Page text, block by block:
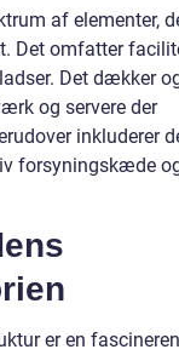
af elementer,
Det omfatter
Det dækker
og servere der
inkluderer
forsyningskæde
er en